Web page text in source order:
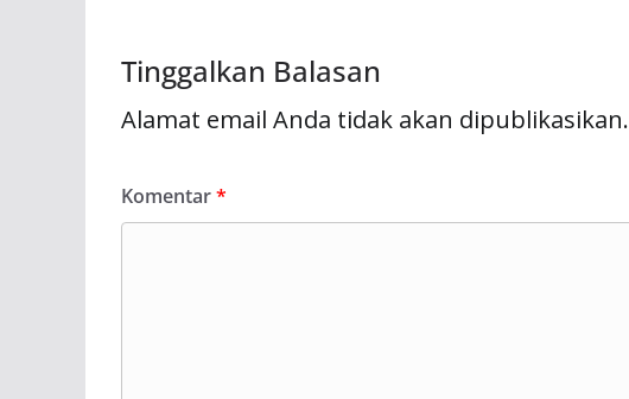
Tinggalkan Balasan
Alamat email Anda tidak akan dipublikasikan.
Komentar*